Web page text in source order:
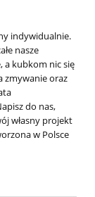
indywidualnie.
nasze
a kubkom nic się
zmywanie oraz
do nas,
własny projekt
w Polsce